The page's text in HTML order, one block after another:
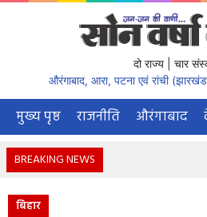
दो राज्य | चार
औरंगाबाद, आरा, पटना एवं रांची
मुख्य पृष्ठ राजनीति औरंगाबाद
BREAKING NEWS
बिहार